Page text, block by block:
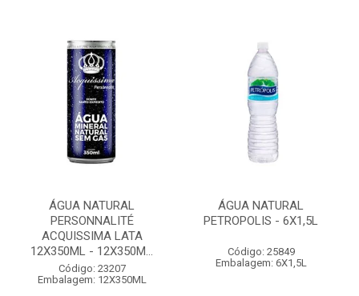
ÁGUA NATURAL
PERSONNALITÉ
ACQUISSIMA LATA
12X350ML - 12X350M...
Código: 23207
Embalagem: 12X350ML
ÁGUA NATURAL
PETROPOLIS - 6X1,5L
Código: 25849
Embalagem: 6X1,5L